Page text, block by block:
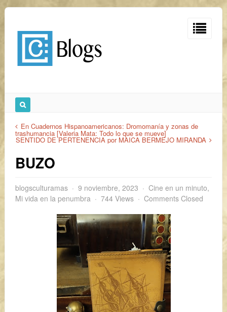
En Cuadernos Hispanoamericanos: Dromomanía y zonas de
trashumancia [Valeria Mata: Todo lo que se mueve]
SENTIDO DE PERTENENCIA por MAICA BERMEJO MIRANDA
BUZO
blogsculturamas 9 noviembre, 2023 Cine en un minuto,
Mi vida en la penumbra
744 Views Comments Closed